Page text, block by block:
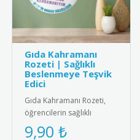
Gıda Kahramanı
Rozeti | Sağlıklı
Beslenmeye Teşvik
Edici
Gıda Kahramanı Rozeti,
öğrencilerin sağlıklı
beslenme alışkanlıklarını
teşvik etmek amacıyla
9,90 ₺